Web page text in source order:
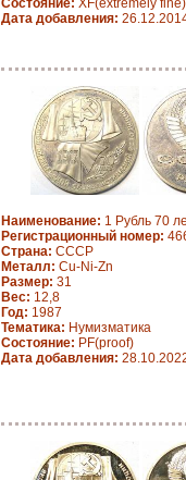
Состояние: XF(extremely fine)
Дата добавления:
Наименование: 1 Рубль 70
Регистрационный номер:
Страна: СССР
Металл: Cu-Ni-Zn
Размер: 31
Вес: 12,8
Год: 1987
Тематика: Нумизматика
Состояние: PF(proof)
Дата добавления: